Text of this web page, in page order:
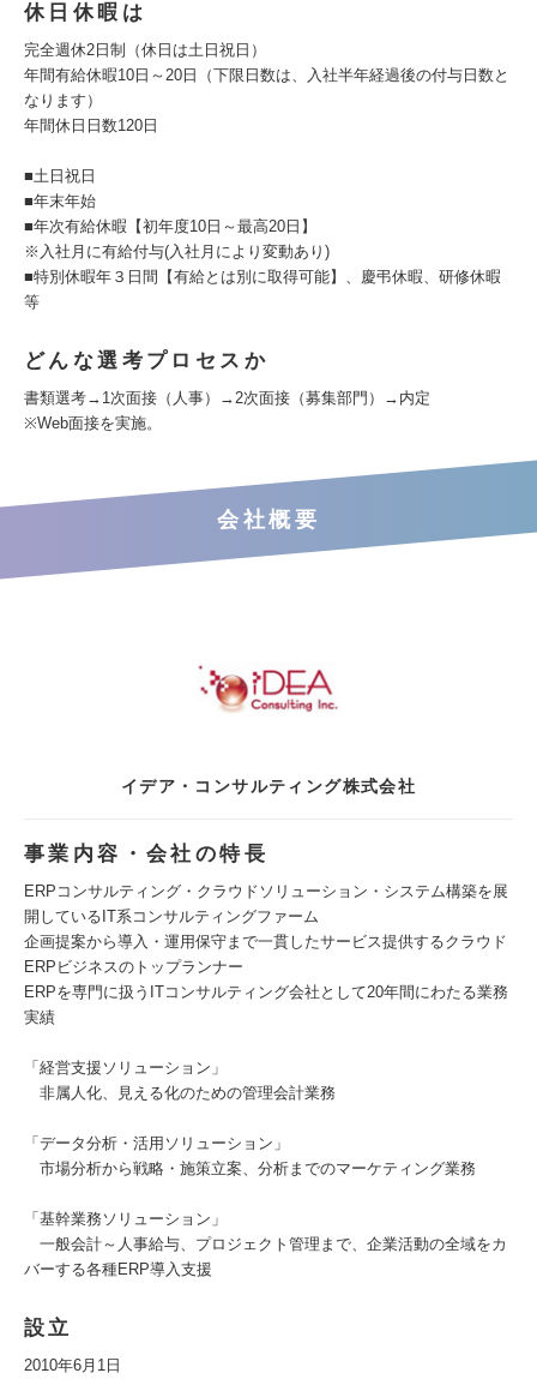
休日休暇は
完全週休2日制（休日は土日祝日）
年間有給休暇10日～20日（下限日数は、入社半年経過後の付与日数と
なります）
年間休日日数120日
■土日祝日
■年末年始
■年次有給休暇【初年度10日～最高20日】
※入社月に有給付与(入社月により変動あり)
■特別休暇年３日間【有給とは別に取得可能】、慶弔休暇、研修休暇
等
どんな選考プロセスか
書類選考→1次面接（人事）→2次面接（募集部門）→内定
※Web面接を実施。
会社概要
イデア・コンサルティング株式会社
事業内容・会社の特長
ERPコンサルティング・クラウドソリューション・システム構築を展
開しているIT系コンサルティングファーム
企画提案から導入・運用保守まで一貫したサービス提供するクラウド
ERPビジネスのトップランナー
ERPを専門に扱うITコンサルティング会社として20年間にわたる業務
実績
「経営支援ソリューション」
非属人化、見える化のための管理会計業務
「データ分析・活用ソリューション」
市場分析から戦略・施策立案、分析までのマーケティング業務
「基幹業務ソリューション」
一般会計～人事給与、プロジェクト管理まで、企業活動の全域をカ
バーする各種ERP導入支援
設立
2010年6月1日